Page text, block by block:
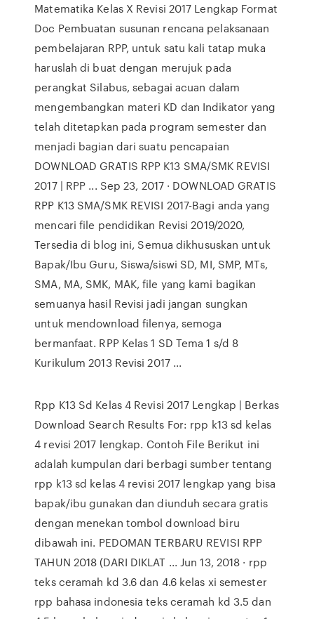
Matematika Kelas X Revisi 2017 Lengkap Format
Doc Pembuatan susunan rencana pelaksanaan
pembelajaran RPP, untuk satu kali tatap muka
haruslah di buat dengan merujuk pada
perangkat Silabus, sebagai acuan dalam
mengembangkan materi KD dan Indikator yang
telah ditetapkan pada program semester dan
menjadi bagian dari suatu pencapaian
DOWNLOAD GRATIS RPP K13 SMA/SMK REVISI
2017 | RPP ... Sep 23, 2017 · DOWNLOAD GRATIS
RPP K13 SMA/SMK REVISI 2017-Bagi anda yang
mencari file pendidikan Revisi 2019/2020,
Tersedia di blog ini, Semua dikhususkan untuk
Bapak/Ibu Guru, Siswa/siswi SD, MI, SMP, MTs,
SMA, MA, SMK, MAK, file yang kami bagikan
semuanya hasil Revisi jadi jangan sungkan
untuk mendownload filenya, semoga
bermanfaat. RPP Kelas 1 SD Tema 1 s/d 8
Kurikulum 2013 Revisi 2017 ...
Rpp K13 Sd Kelas 4 Revisi 2017 Lengkap | Berkas
Download Search Results For: rpp k13 sd kelas
4 revisi 2017 lengkap. Contoh File Berikut ini
adalah kumpulan dari berbagi sumber tentang
rpp k13 sd kelas 4 revisi 2017 lengkap yang bisa
bapak/ibu gunakan dan diunduh secara gratis
dengan menekan tombol download biru
dibawah ini. PEDOMAN TERBARU REVISI RPP
TAHUN 2018 (DARI DIKLAT ... Jun 13, 2018 · rpp
teks ceramah kd 3.6 dan 4.6 kelas xi semester
rpp bahasa indonesia teks ceramah kd 3.5 dan